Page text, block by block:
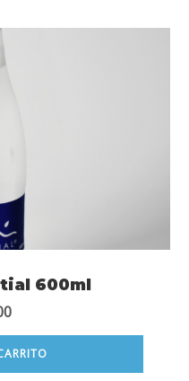
600ml